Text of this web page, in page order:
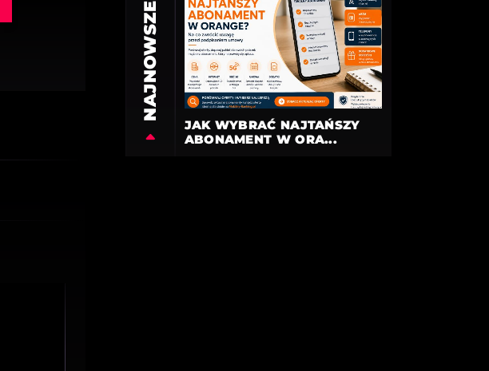
NAJNOWSZE
JAK WYBRAĆ NAJTAŃSZY
ABONAMENT W ORA...